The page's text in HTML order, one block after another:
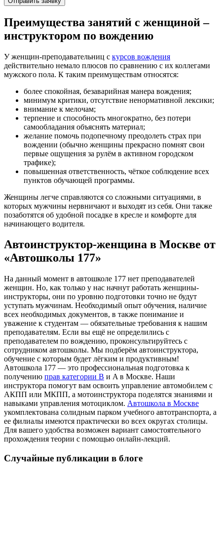
Преимущества занятий с женщиной –
инструктором по вождению
У женщин-преподавательниц с курсов вождения
действительно немало плюсов по сравнению с их коллегами
мужского пола. К таким преимуществам относятся:
более спокойная, безаварийная манера вождения;
минимум критики, отсутствие ненормативной лексики;
внимание к мелочам;
терпение и способность многократно, без потери
самообладания объяснять материал;
желание помочь подопечному преодолеть страх при
вождении (обычно женщины прекрасно помнят свои
первые ощущения за рулём в активном городском
трафике);
повышенная ответственность, чёткое соблюдение всех
пунктов обучающей программы.
Женщины легче справляются со сложными ситуациями, в
которых мужчины нервничают и выходят из себя. Они также
позаботятся об удобной посадке в кресле и комфорте для
начинающего водителя.
Автоинструктор-женщина в Москве от
«Автошколы 177»
На данный момент в автошколе 177 нет преподавателей
женщин. Но, как только у нас начнут работать женщины-
инструкторы, они по уровню подготовки точно не будут
уступать мужчинам. Необходимый опыт обучения, наличие
всех необходимых документов, в также понимание и
уважение к студентам — обязательные требования к нашим
преподавателям. Если вы ещё не определились с
преподавателем по вождению, проконсультируйтесь с
сотрудником автошколы. Мы подберём автоинструктора,
обучение с которым будет лёгким и продуктивным!
Автошкола 177 — это профессиональная подготовка к
получению прав категории B и A в Москве. Наши
инструктора помогут вам освоить управление автомобилем с
АКПП или МКПП, а мотоинструктора поделятся знаниями и
навыками управления мотоциклом. Автошкола в Москве
укомплектована солидным парком учебного автотранспорта, а
ее филиалы имеются практически во всех округах столицы.
Для вашего удобства возможен вариант самостоятельного
прохождения теории с помощью онлайн-лекций.
Случайные публикации в блоге